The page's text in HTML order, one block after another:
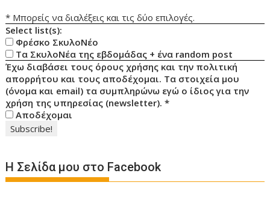
* Μπορείς να διαλέξεις και τις δύο επιλογές.
Select list(s):
Φρέσκο ΣκυλοΝέο
Τα ΣκυλοΝέα της εβδομάδας + ένα random post
Έχω διαβάσει τους όρους χρήσης και την πολιτική
απορρήτου και τους αποδέχομαι. Τα στοιχεία μου
(όνομα και email) τα συμπληρώνω εγώ ο ίδιος για την
χρήση της υπηρεσίας (newsletter).*
Αποδέχομαι
Η Σελίδα μου στο Facebook